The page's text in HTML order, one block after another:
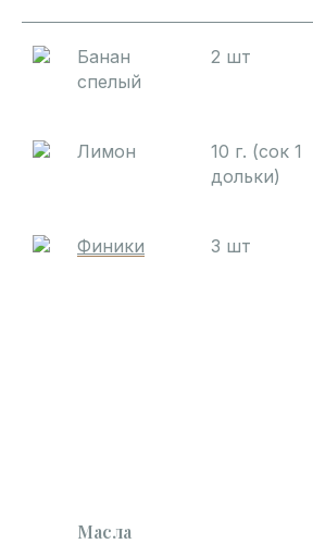
Банан
спелый
2 шт
Лимон
10 г. (сок 1
дольки)
Финики 3 шт
Масла